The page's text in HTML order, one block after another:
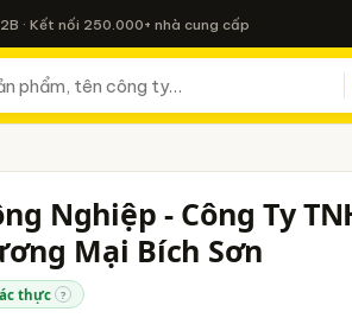
· Kết nối 250.000+ nhà cung cấp
Nghiệp - Công Ty
Mại Bích Sơn
thực ?